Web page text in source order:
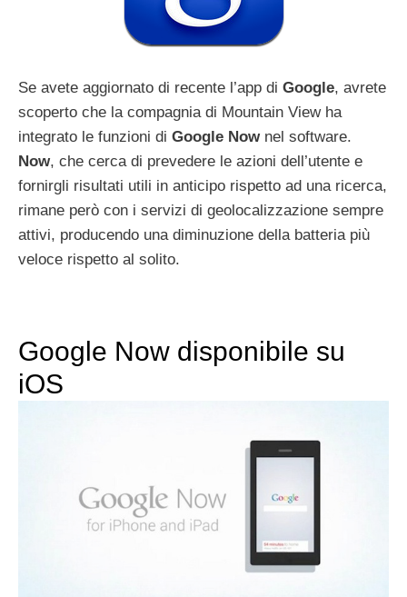
Se avete aggiornato di recente l’app di Google, avrete
scoperto che la compagnia di Mountain View ha
integrato le funzioni di Google Now nel software.
Now, che cerca di prevedere le azioni dell’utente e
fornirgli risultati utili in anticipo rispetto ad una ricerca,
rimane però con i servizi di geolocalizzazione sempre
attivi, producendo una diminuzione della batteria più
veloce rispetto al solito.
Google Now disponibile su
iOS